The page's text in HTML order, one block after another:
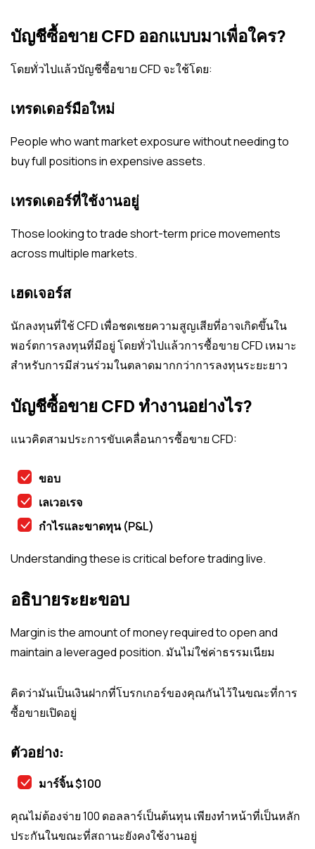
บัญชีซื้อขาย CFD ออกแบบมาเพื่อใคร?
โดยทั่วไปแล้วบัญชีซื้อขาย CFD จะใช้โดย:
เทรดเดอร์มือใหม่
People who want market exposure without needing to
buy full positions in expensive assets.
เทรดเดอร์ที่ใช้งานอยู่
Those looking to trade short-term price movements
across multiple markets.
เฮดเจอร์ส
นักลงทุนที่ใช้ CFD เพื่อชดเชยความสูญเสียที่อาจเกิดขึ้นใน
พอร์ตการลงทุนที่มีอยู่ โดยทั่วไปแล้วการซื้อขาย CFD เหมาะ
สำหรับการมีส่วนร่วมในตลาดมากกว่าการลงทุนระยะยาว
บัญชีซื้อขาย CFD ทำงานอย่างไร?
แนวคิดสามประการขับเคลื่อนการซื้อขาย CFD:
ขอบ
เลเวอเรจ
กำไรและขาดทุน (P&L)
Understanding these is critical before trading live.
อธิบายระยะขอบ
Margin is the amount of money required to open and
maintain a leveraged position. มันไม่ใช่ค่าธรรมเนียม
คิดว่ามันเป็นเงินฝากที่โบรกเกอร์ของคุณกันไว้ในขณะที่การ
ซื้อขายเปิดอยู่
ตัวอย่าง:
มาร์จิ้น $100
คุณไม่ต้องจ่าย 100 ดอลลาร์เป็นต้นทุน เพียงทำหน้าที่เป็นหลัก
ประกันในขณะที่สถานะยังคงใช้งานอยู่